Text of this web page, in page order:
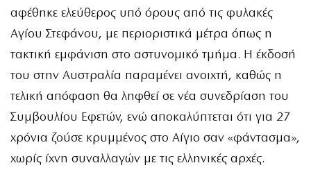
αφέθηκε ελεύθερος υπό όρους από τις φυλακές
Αγίου Στεφάνου, με περιοριστικά μέτρα όπως η
τακτική εμφάνιση στο αστυνομικό τμήμα. Η έκδοσή
του στην Αυστραλία παραμένει ανοιχτή, καθώς η
τελική απόφαση θα ληφθεί σε νέα συνεδρίαση του
Συμβουλίου Εφετών, ενώ αποκαλύπτεται ότι για 27
χρόνια ζούσε κρυμμένος στο Αίγιο σαν «φάντασμα»,
χωρίς ίχνη συναλλαγών με τις ελληνικές αρχές.